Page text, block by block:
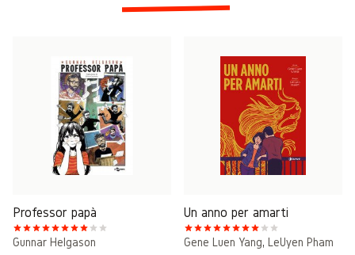
Professor papà
Gunnar Helgason
Un anno per amarti
Gene Luen Yang, LeUyen Pham